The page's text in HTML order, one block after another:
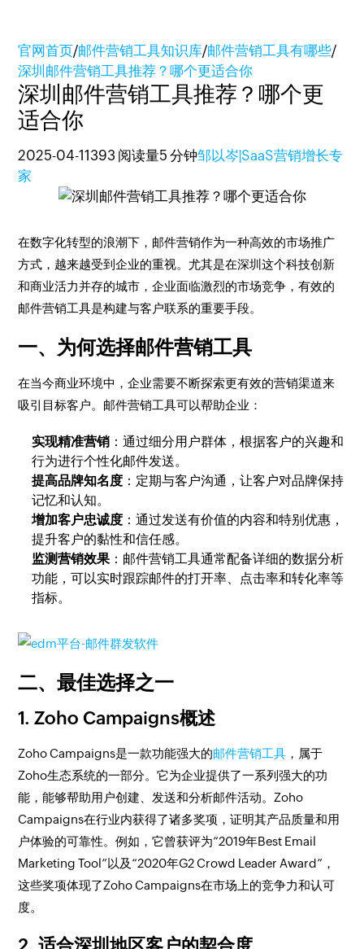
官网首页/邮件营销工具知识库/邮件营销工具有哪些/
深圳邮件营销工具推荐？哪个更适合你
深圳邮件营销工具推荐？哪个更
适合你
2025-04-11 393 阅读量5 分钟邹以岑|SaaS营销增长专
家
在数字化转型的浪潮下，邮件营销作为一种高效的市场推广
方式，越来越受到企业的重视。尤其是在深圳这个科技创新
和商业活力并存的城市，企业面临激烈的市场竞争，有效的
邮件营销工具是构建与客户联系的重要手段。
一、为何选择邮件营销工具
在当今商业环境中，企业需要不断探索更有效的营销渠道来
吸引目标客户。邮件营销工具可以帮助企业：
实现精准营销 ：通过细分用户群体，根据客户的兴趣和
行为进行个性化邮件发送。
提高品牌知名度 ：定期与客户沟通，让客户对品牌保持
记忆和认知。
增加客户忠诚度 ：通过发送有价值的内容和特别优惠，
提升客户的黏性和信任感。
监测营销效果：邮件营销工具通常配备详细的数据分析
功能，可以实时跟踪邮件的打开率、点击率和转化率等
指标。
二、最佳选择之一
1. Zoho Campaigns概述
Zoho Campaigns是一款功能强大的邮件营销工具 ，属于
Zoho生态系统的一部分。它为企业提供了一系列强大的功
能，能够帮助用户创建、发送和分析邮件活动。Zoho
Campaigns在行业内获得了诸多奖项，证明其产品质量和用
户体验的可靠性。例如，它曾获评为“2019年Best Email
Marketing Tool”以及“2020年G2 Crowd Leader Award”，
这些奖项体现了Zoho Campaigns在市场上的竞争力和认可
度。